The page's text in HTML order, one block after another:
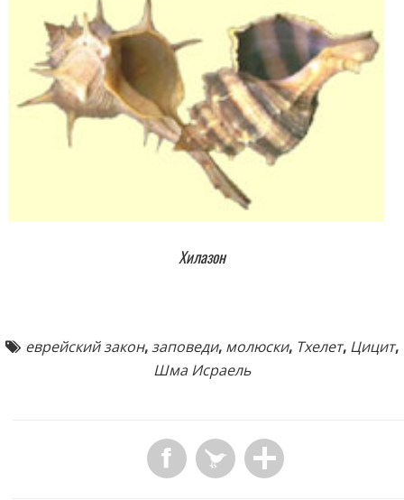
Хилазон
еврейский закон,заповеди, молюски, Тхелет, Цицит,
Шма Исраель